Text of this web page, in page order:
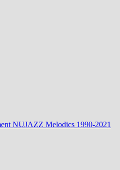
NUJAZZ Melodics 1990-2021